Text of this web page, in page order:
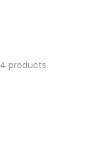
4 products